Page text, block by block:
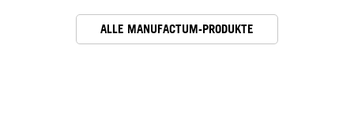
ALLE MANUFACTUM-PRODUKTE